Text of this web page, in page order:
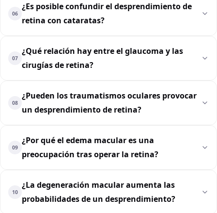
06
¿Es posible confundir el desprendimiento de
retina con cataratas?
07
¿Qué relación hay entre el glaucoma y las
cirugías de retina?
08
¿Pueden los traumatismos oculares provocar
un desprendimiento de retina?
09
¿Por qué el edema macular es una
preocupación tras operar la retina?
10
¿La degeneración macular aumenta las
probabilidades de un desprendimiento?